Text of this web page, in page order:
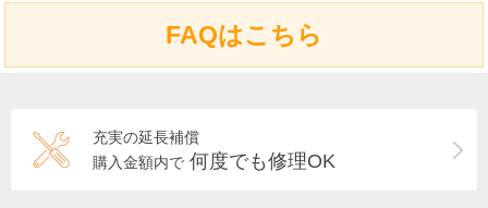
FAQはこちら
充実の延長補償
購入金額内で 何度でも修理OK